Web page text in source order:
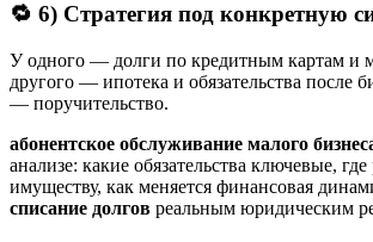
🔁 6) Стратегия под конкретную
У одного — долги по кредитным картам и
другого — ипотека и обязательства после
— поручительство.
абонентское обслуживание малого
анализе: какие обязательства ключевые,
имуществу, как меняется финансовая
списание долгов реальным юридическим